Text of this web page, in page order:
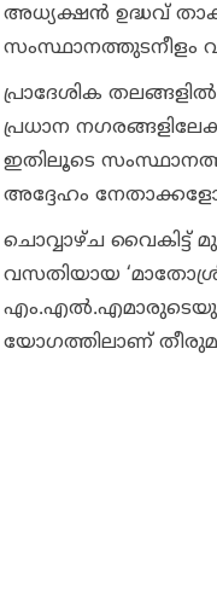
അധ്യക്ഷന്‍ ഉദ്ധവ്
സംസ്ഥാനത്തുടനീളം
പ്രാദേശിക
പ്രധാന
ഇതിലൂടെ
അദ്ദേഹം
ചൊവ്വാഴ്ച വൈകിട്ട്
വസതിയായ
യോഗത്തിലാണ്